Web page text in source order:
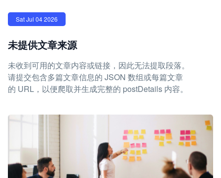
Sat Jul 04 2026
未提供文章来源
未收到可用的文章内容或链接，因此无法提取段落。
请提交包含多篇文章信息的 JSON 数组或每篇文章
的 URL，以便爬取并生成完整的 postDetails 内容。